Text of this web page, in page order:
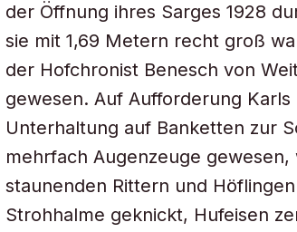
der Öffnung ihres Sarges 1928
sie mit 1,69 Metern recht groß
der Hofchronist Benesch von
gewesen. Auf Aufforderung
Unterhaltung auf Banketten zur
mehrfach Augenzeuge
staunenden Rittern und
Strohhalme geknickt, Hufeisen